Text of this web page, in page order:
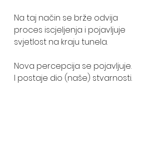
Na taj način se brže odvija
proces iscjeljenja i pojavljuje
svjetlost na kraju tunela.
Nova percepcija se pojavljuje.
I postaje dio (naše) stvarnosti.